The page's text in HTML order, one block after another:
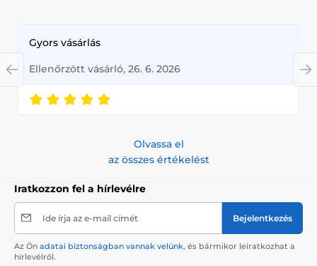
Gyors vásárlás
Ellenőrzött vásárló, 26. 6. 2026
Olvassa el
az összes értékelést
Iratkozzon fel a hírlevélre
Ide írja az e-mail címét Bejelentkezés
Az Ön adatai biztonságban vannak velünk, és bármikor leiratkozhat a
hírlevélről.